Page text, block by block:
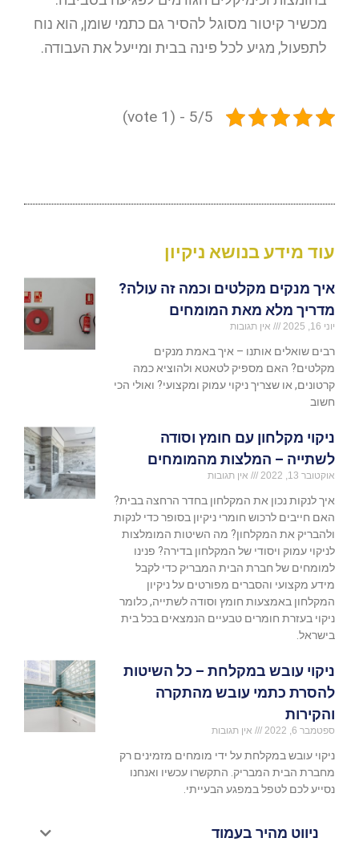
ניווט מהיר בעמוד
מכשיר קיטור מסוגל להסיר גם כתמי שומן, הוא נוח
לתפעול, מגיע לכל פינה בבית ומייעל את העבודה.
5/5 - (1 vote)
עוד מידע בנושא ניקיון
איך מנקים מקלטים וכמה זה עולה?
מדריך מלא מאת המומחים
יוני 16, 2025 אין תגובות
רבים שואלים אותנו – איך באמת מנקים
מקלטים? האם מספיק לטאטא ולהוציא כמה
קרטונים, או שצריך ניקוי עמוק ומקצועי? ואולי הכי
חשוב
ניקוי מקלחון עם חומץ וסודה
לשתייה – המלצות מהמומחים
אוקטובר 13, 2022 אין תגובות
איך לנקות נכון את המקלחון בחדר הרחצה בבית?
האם חייבים לרכוש חומרי ניקיון בסופר כדי לנקות
ולהבריק את המקלחון? מה השיטות המומלצות
לניקוי עמוק ויסודי של המקלחון בדירה? פנינו
למומחים של חברת הבית המבריק כדי לקבל
מידע מקצועי והסברים מפורטים על ניקיון
המקלחון באמצעות חומץ וסודה לשתייה, כלומר
ניקוי בעזרת חומרים טבעיים הנמצאים בכל בית
בישראל.
ניקוי עובש במקלחת – כל השיטות
להסרת כתמי עובש מהתקרה
והקירות
ספטמבר 6, 2022 אין תגובות
ניקוי עובש במקלחת על ידי מומחים מזמינים רק
מחברת הבית המבריק. התקשרו עכשיו ואנחנו
נסייע לכם לטפל במפגע הבעייתי.